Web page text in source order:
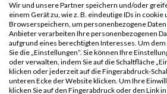
2046
Sorger
2047
Sorger
2051
Stephan
2065
Thome
1719
Barth
Wir und unsere Partner speichern und/oder
einem Gerät zu, wie z. B. eindeutige IDs in cookie
Browserspeichern, um personenbezogene
Anbieter verarbeiten Ihre personenbezogenen
aufgrund eines berechtigten Interesses. Um
Sie die „Einstellungen“. Sie können Ihre
oder verwalten, indem Sie auf die Schaltfläche
klicken oder jederzeit auf die Fingerabdruck-
unteren Ecke der Website klicken. Um Ihre
klicken Sie auf den Fingerabdruck oder den Link